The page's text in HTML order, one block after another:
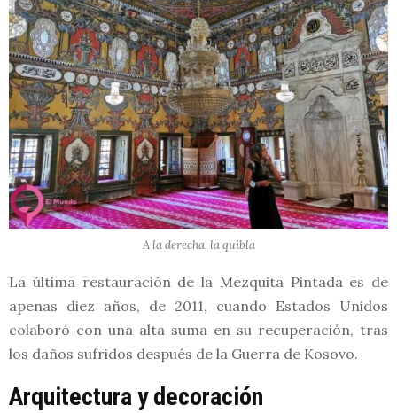
A la derecha, la quibla
La última restauración de la Mezquita Pintada es de
apenas diez años, de 2011, cuando Estados Unidos
colaboró con una alta suma en su recuperación, tras
los daños sufridos después de la Guerra de Kosovo.
Arquitectura y decoración